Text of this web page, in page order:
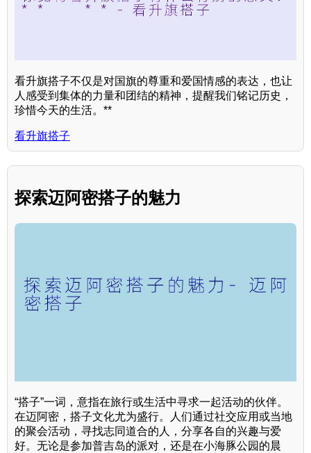
看升旗搭子不仅是对国旗的尊重和爱国情感的表达，也让
人感受到集体的力量和团结的精神，提醒我们铭记历史，
珍惜今天的生活。**
看升旗搭子
探索迈阿密搭子的魅力
“搭子”一词，意指在旅行或生活中寻求一起活动的伙伴。
在迈阿密，搭子文化尤为盛行。人们通过社交应用或当地
的聚会活动，寻找志同道合的人，分享各自的兴趣与爱
好。无论是参加普吉岛的派对，还是在小海豚公园的晨